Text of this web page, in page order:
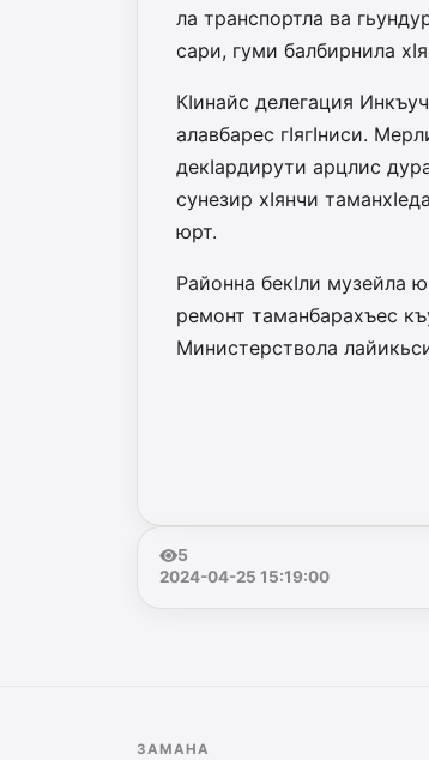
ла транспортла ва
сари, гуми балбирнила
КIинайс делегация
алавбарес гIягIниси.
декIардирути арцлис
сунезир хIянчи
юрт.
Районна бекIли музейла
ремонт таманбарахъес
Министерствола
5
2024-04-25 15:19:00
ЗАМАНА